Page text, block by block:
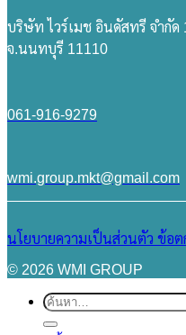
บริษัท ไวร์เมช อินดัสทรี จำกัด
จ.นนทบุรี 11110
061-916-9279
wmi.group.mkt@gmail.com
นโยบายความเป็นส่วนตัว ข้อต
© 2026 WMI GROUP
ค้นหา: